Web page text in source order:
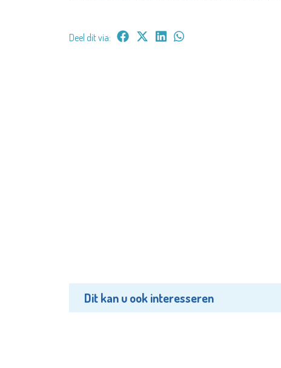
Deel dit via:
Dit kan u ook interesseren